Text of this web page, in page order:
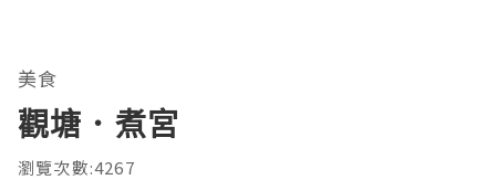
美食
觀塘．煮宮
瀏覽次數:4267